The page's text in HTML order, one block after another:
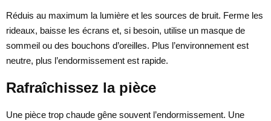
Réduis au maximum la lumière et les sources de bruit. Ferme les
rideaux, baisse les écrans et, si besoin, utilise un masque de
sommeil ou des bouchons d’oreilles. Plus l’environnement est
neutre, plus l’endormissement est rapide.
Rafraîchissez la pièce
Une pièce trop chaude gêne souvent l’endormissement. Une